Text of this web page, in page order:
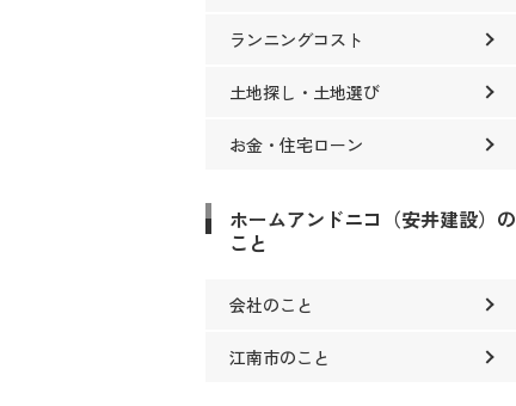
ランニングコスト
土地探し・土地選び
お金・住宅ローン
ホームアンドニコ（安井建設）の
こと
会社のこと
江南市のこと